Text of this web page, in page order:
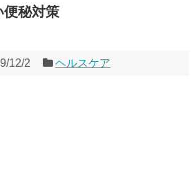
便秘対策
12/2 ヘルスケア